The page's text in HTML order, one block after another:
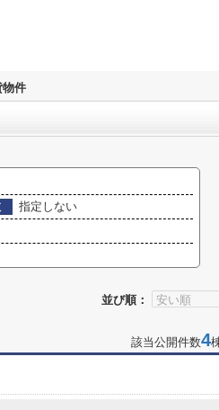
物件
指定しない
並び順：
該当公開件数4